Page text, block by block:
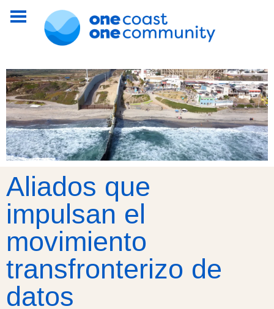
Aliados que
impulsan el
movimiento
transfronterizo de
datos